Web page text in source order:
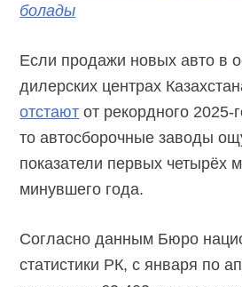
болады
Если продажи новых авто в
дилерских центрах
отстают от рекордного 2025-
то автосборочные заводы
показатели первых четырёх
минувшего года.
Согласно данным Бюро
статистики РК, с января по